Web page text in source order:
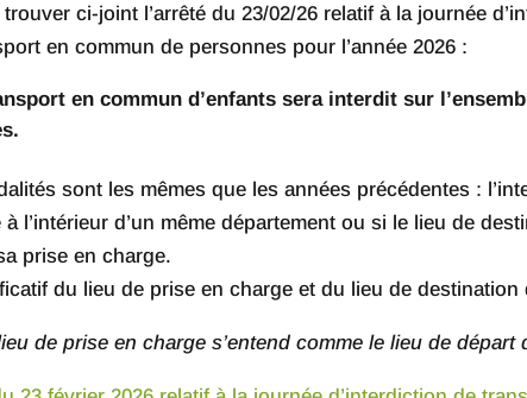
trouver ci-joint l’arrêté du 23/02/26 relatif à la journée
en commun de personnes pour l’année 2026 :
en commun d’enfants sera interdit sur
sont les mêmes que les années précédentes :
à l’intérieur d’un même département ou si le lieu de
prise en charge.
du lieu de prise en charge et du lieu de
de prise en charge s’entend comme le lieu de départ